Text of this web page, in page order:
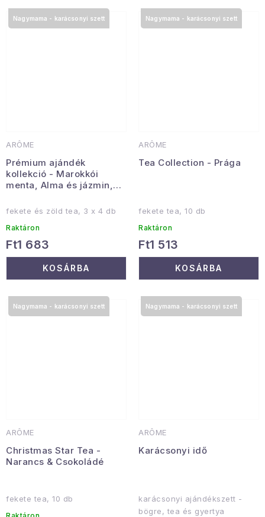
ARÔME
Prémium ajándék
kollekció - Marokkói
menta, Alma és jázmin,
Nagymama - karácsonyi szett
fekete és zöld tea, 3 x 4 db
Raktáron
Ft1 683
KOSÁRBA
ARÔME
Tea Collection - Prága
Nagymama - karácsonyi szett
fekete tea, 10 db
Raktáron
Ft1 513
KOSÁRBA
ARÔME
Christmas Star Tea -
Narancs & Csokoládé
Nagymama - karácsonyi szett
fekete tea, 10 db
ARÔME
Karácsonyi idő
Nagymama - karácsonyi szett
karácsonyi ajándékszett -
bögre, tea és gyertya